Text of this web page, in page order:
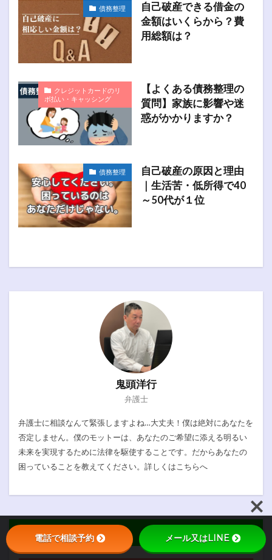
債務整理
自己破産できる借金の
金額はいくらから？費
用総額は？
クレジットカードのリ
ボ払い・キャッシング
【よくある債務整理の
質問】家族に影響や迷
惑がかかりますか？
債務整理
自己破産の原因と理由
｜生活苦・低所得で40
～50代が１位
鬼頭洋行
弁護士
弁護士に相談なんて緊張しますよね…大丈夫！僕は絶対にあなたを
否定しません。僕のモットーは、あなたのご希望に添える明るい
未来を実現するために法律を駆使することです。だからあなたの
困っていることを教えてください。詳しくは こちらへ
カテゴリー
電話で相談予約 メール又はLINE